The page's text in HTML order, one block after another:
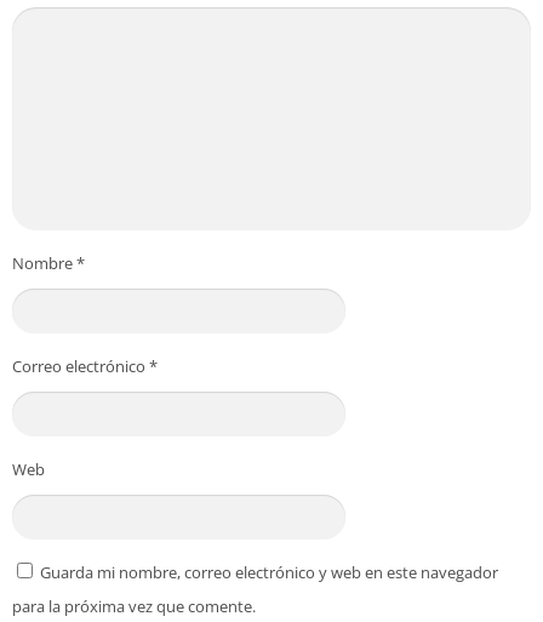
Nombre*
Correo electrónico *
Web
Guarda mi nombre, correo electrónico y web en este navegador
para la próxima vez que comente.